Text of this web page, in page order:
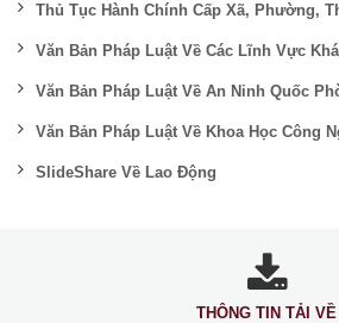
Thủ Tục Hành Chính Cấp Xã, Phường,
Văn Bản Pháp Luật Về Các Lĩnh Vực
Văn Bản Pháp Luật Về An Ninh Quốc
Văn Bản Pháp Luật Về Khoa Học Công
SlideShare Về Lao Động
THÔNG TIN TẢI VỀ